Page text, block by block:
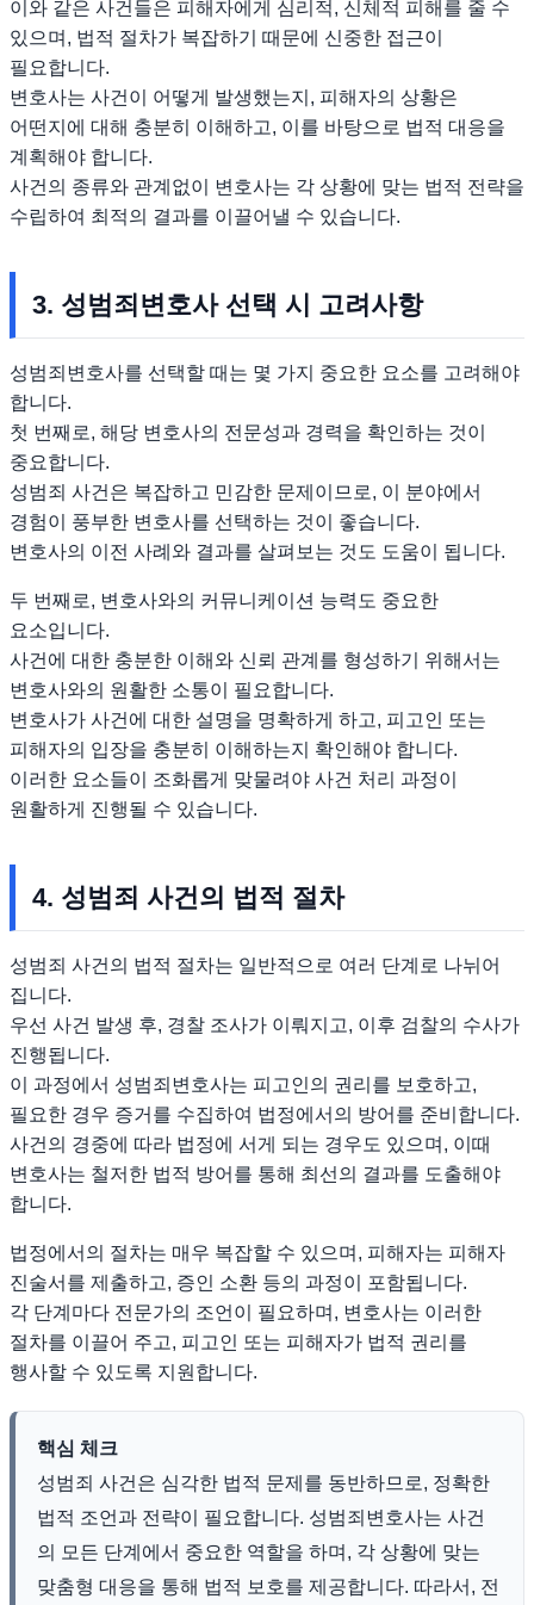
이와 같은 사건들은 피해자에게 심리적, 신체적 피해를 줄 수
있으며, 법적 절차가 복잡하기 때문에 신중한 접근이
필요합니다.
변호사는 사건이 어떻게 발생했는지, 피해자의 상황은
어떤지에 대해 충분히 이해하고, 이를 바탕으로 법적 대응을
계획해야 합니다.
사건의 종류와 관계없이 변호사는 각 상황에 맞는 법적 전략을
수립하여 최적의 결과를 이끌어낼 수 있습니다.
3. 성범죄변호사 선택 시 고려사항
성범죄변호사를 선택할 때는 몇 가지 중요한 요소를 고려해야
합니다.
첫 번째로, 해당 변호사의 전문성과 경력을 확인하는 것이
중요합니다.
성범죄 사건은 복잡하고 민감한 문제이므로, 이 분야에서
경험이 풍부한 변호사를 선택하는 것이 좋습니다.
변호사의 이전 사례와 결과를 살펴보는 것도 도움이 됩니다.
두 번째로, 변호사와의 커뮤니케이션 능력도 중요한
요소입니다.
사건에 대한 충분한 이해와 신뢰 관계를 형성하기 위해서는
변호사와의 원활한 소통이 필요합니다.
변호사가 사건에 대한 설명을 명확하게 하고, 피고인 또는
피해자의 입장을 충분히 이해하는지 확인해야 합니다.
이러한 요소들이 조화롭게 맞물려야 사건 처리 과정이
원활하게 진행될 수 있습니다.
4. 성범죄 사건의 법적 절차
성범죄 사건의 법적 절차는 일반적으로 여러 단계로 나뉘어
집니다.
우선 사건 발생 후, 경찰 조사가 이뤄지고, 이후 검찰의 수사가
진행됩니다.
이 과정에서 성범죄변호사는 피고인의 권리를 보호하고,
필요한 경우 증거를 수집하여 법정에서의 방어를 준비합니다.
사건의 경중에 따라 법정에 서게 되는 경우도 있으며, 이때
변호사는 철저한 법적 방어를 통해 최선의 결과를 도출해야
합니다.
법정에서의 절차는 매우 복잡할 수 있으며, 피해자는 피해자
진술서를 제출하고, 증인 소환 등의 과정이 포함됩니다.
각 단계마다 전문가의 조언이 필요하며, 변호사는 이러한
절차를 이끌어 주고, 피고인 또는 피해자가 법적 권리를
행사할 수 있도록 지원합니다.
핵심 체크
성범죄 사건은 심각한 법적 문제를 동반하므로, 정확한
법적 조언과 전략이 필요합니다. 성범죄변호사는 사건
의 모든 단계에서 중요한 역할을 하며, 각 상황에 맞는
맞춤형 대응을 통해 법적 보호를 제공합니다. 따라서, 전